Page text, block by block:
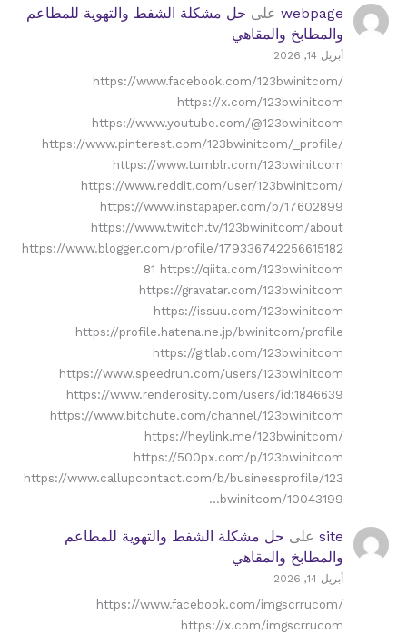
webpage على حل مشكلة الشفط والتهوية للمطاعم
والمطابخ والمقاهي
أبريل 14, 2026
https://www.facebook.com/123bwinitcom/
https://x.com/123bwinitcom
https://www.youtube.com/@123bwinitcom
https://www.pinterest.com/123bwinitcom/_profile/
https://www.tumblr.com/123bwinitcom
https://www.reddit.com/user/123bwinitcom/
https://www.instapaper.com/p/17602899
https://www.twitch.tv/123bwinitcom/about
https://www.blogger.com/profile/179336742256615182
81 https://qiita.com/123bwinitcom
https://gravatar.com/123bwinitcom
https://issuu.com/123bwinitcom
https://profile.hatena.ne.jp/bwinitcom/profile
https://gitlab.com/123bwinitcom
https://www.speedrun.com/users/123bwinitcom
https://www.renderosity.com/users/id:1846639
https://www.bitchute.com/channel/123bwinitcom
https://heylink.me/123bwinitcom/
https://500px.com/p/123bwinitcom
https://www.callupcontact.com/b/businessprofile/123
bwinitcom/10043199…
site على حل مشكلة الشفط والتهوية للمطاعم
والمطابخ والمقاهي
أبريل 14, 2026
https://www.facebook.com/imgscrrucom/
https://x.com/imgscrrucom